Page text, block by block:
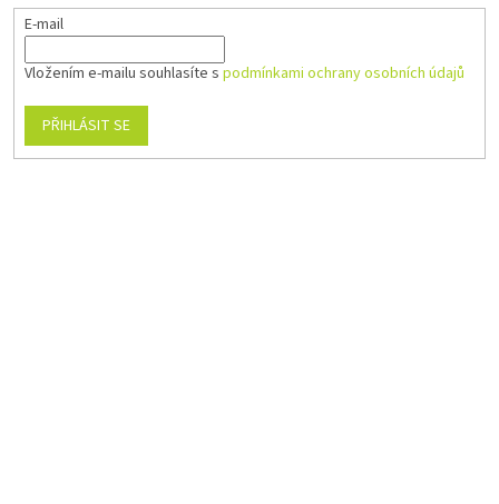
E-mail
Vložením e-mailu souhlasíte s podmínkami ochrany osobních údajů
PŘIHLÁSIT SE